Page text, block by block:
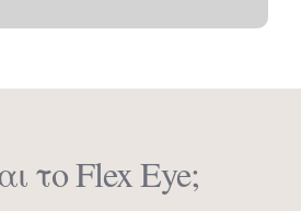
το Flex Eye;